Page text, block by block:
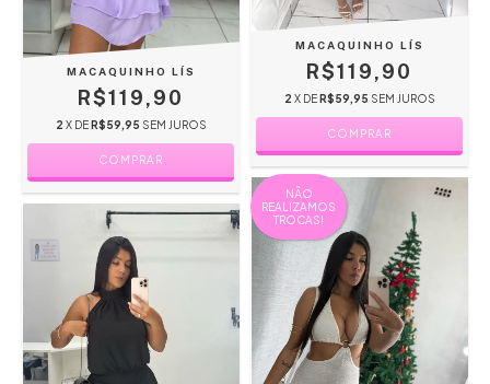
MACAQUINHO LÍS
R$119,90
2 X DE R$59,95 SEM JUROS
COMPRAR
MACAQUINHO LÍS
R$119,90
2 X DE R$59,95 SEM JUROS
COMPRAR
NÃO
REALIZAMOS
TROCAS!